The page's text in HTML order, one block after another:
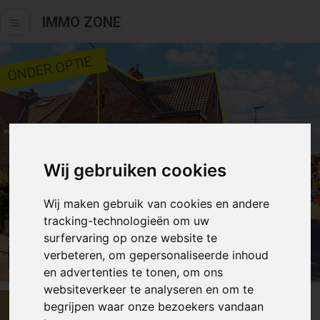
Wij gebruiken cookies
Wij maken gebruik van cookies en andere
tracking-technologieën om uw
surfervaring op onze website te
verbeteren, om gepersonaliseerde inhoud
en advertenties te tonen, om ons
websiteverkeer te analyseren en om te
begrijpen waar onze bezoekers vandaan
IMMO ZONE
ONDER OPTIE
Alle fotos
€ 399 000